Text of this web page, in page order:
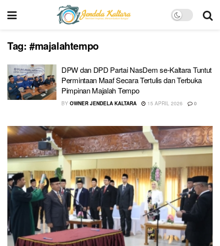
Tag: #majalahtempo
DPW dan DPD Partai NasDem se-Kaltara Tuntut
Permintaan Maaf Secara Tertulis dan Terbuka
Pimpinan Majalah Tempo
BY OWNER JENDELA KALTARA 15 APRIL 2026 0